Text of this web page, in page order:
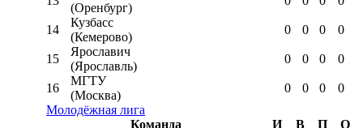
(Оренбург)
14
Кузбасс
(Кемерово)
0 0 0 0
15
Ярославич
(Ярославль)
0 0 0 0
16
МГТУ
(Москва)
0 0 0
0
Молодёжная лига
Команда
И В П
О